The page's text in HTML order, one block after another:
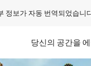
정보가 자동 번역되었습니
당신의 공간을